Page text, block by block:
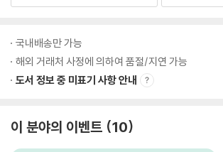
국내배송만 가능
해외 거래처 사정에 의하여 품절/지연 가능
도서 정보 중 미표기 사항 안내
이 분야의 이벤트 10